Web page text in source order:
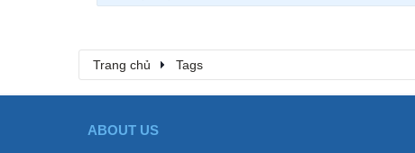
Trang chủ Tags
ABOUT US